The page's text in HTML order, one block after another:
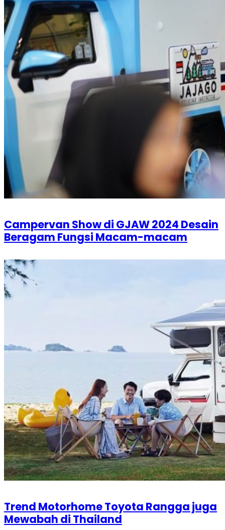
Campervan Show di GJAW 2024 Desain
Beragam Fungsi Macam-macam
Trend Motorhome Toyota Rangga juga
Mewabah di Thailand